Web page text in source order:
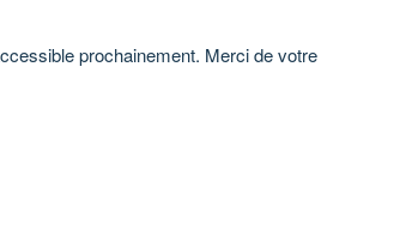
prochainement. Merci de votre